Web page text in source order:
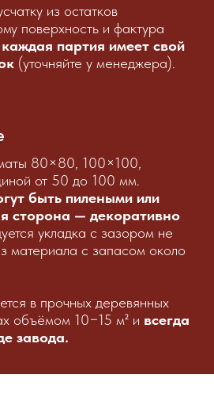
из остатков
поверхность и фактура
каждая партия имеет свой
(уточняйте у менеджера).
80×80, 100×100,
от 50 до 100 мм.
быть пилеными или
сторона — декоративно
укладка с зазором не
материала с запасом около
в прочных деревянных
объёмом 10−15 м² и всегда
завода.